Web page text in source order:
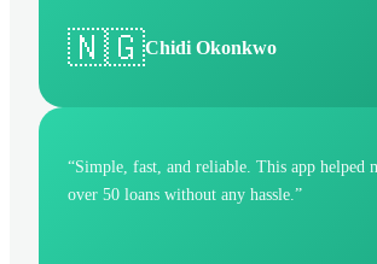
🇳🇬Chidi Okonkwo
“Simple, fast, and reliable. This app helped
over 50 loans without any hassle.”